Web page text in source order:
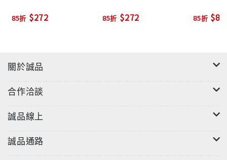
85折 $272 85折 $272 85折 $80
關於誠品
合作洽談
誠品線上
誠品通路